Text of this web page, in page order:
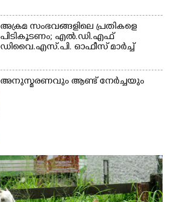
അക്രമ സംഭവങ്ങളിലെ പ്രതികളെ
പിടികൂടണം; എൽ.ഡി.എഫ്
ഡിവൈ.എസ്.പി. ഓഫീസ് മാർച്ച്
അനുസ്മരണവും ആണ്ട് നേർച്ചയും